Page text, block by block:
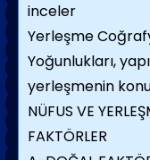
inceler
Yerleşme
Yoğunlukları,
yerleşmenin
NÜFUS VE
FAKTÖRLER